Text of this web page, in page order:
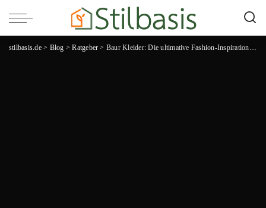
stilbasis.de> Blog >Ratgeber > Baur Kleider: Die ultimative Fashion-Inspiration für jeden Anlass!